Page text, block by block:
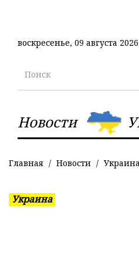
содержанию
воскресенье, 09 августа 2026
Поиск
Новости
Главная Новости Украина
Украина